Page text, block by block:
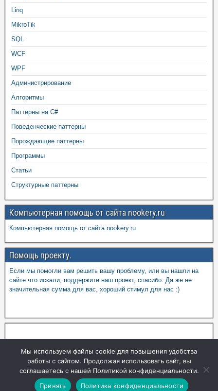
Linq
MikroTik
SQL
WCF
WPF
Администрирование
Алгоритмы
Паттерны на C#
Поведенческие паттерны
Порождающие паттерны
Программы
Статьи
Структурные паттерны
Компьютерная помощь от сайта nookery.ru
Компьютерная помощь от сайта nookery.ru
Помощь проекту.
Если мы помогли вам решить вашу проблему, или вы нашли на
сайте что искали, поддержите наш проект, спасибо. Да же не
значительная сумма для вас, хороший стимул для нас :)
Мы используем файлы cookie для повышения удобства
работы с сайтом. Продолжая использовать сайт, вы
соглашаетесь с нашей Политикой конфиденциальности.
Принять
Политика конфиденциальности